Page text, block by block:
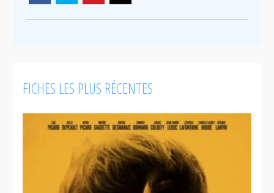
FICHES LES PLUS RÉCENTES